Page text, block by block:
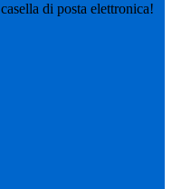
di posta elettronica!